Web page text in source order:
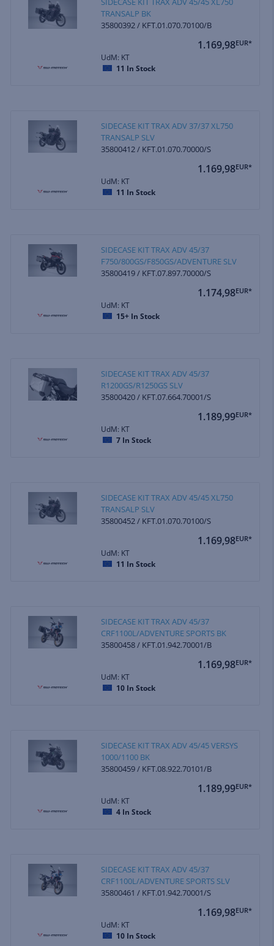
TRANSALP BK
35800392 / KFT.01.070.70100/B
1.169,98EUR*
UdM: KT
11 In Stock
SIDECASE KIT TRAX ADV 37/37 XL750
TRANSALP SLV
35800412 / KFT.01.070.70000/S
1.169,98EUR*
UdM: KT
11 In Stock
SIDECASE KIT TRAX ADV 45/37
F750/800GS/F850GS/ADVENTURE SLV
35800419 / KFT.07.897.70000/S
1.174,98EUR*
UdM: KT
15+ In Stock
SIDECASE KIT TRAX ADV 45/37
R1200GS/R1250GS SLV
35800420 / KFT.07.664.70001/S
1.189,99EUR*
UdM: KT
7 In Stock
SIDECASE KIT TRAX ADV 45/45 XL750
TRANSALP SLV
35800452 / KFT.01.070.70100/S
1.169,98EUR*
UdM: KT
11 In Stock
SIDECASE KIT TRAX ADV 45/37
CRF1100L/ADVENTURE SPORTS BK
35800458 / KFT.01.942.70001/B
1.169,98EUR*
UdM: KT
10 In Stock
SIDECASE KIT TRAX ADV 45/45 VERSYS
1000/1100 BK
35800459 / KFT.08.922.70101/B
1.189,99EUR*
UdM: KT
4 In Stock
SIDECASE KIT TRAX ADV 45/37
CRF1100L/ADVENTURE SPORTS SLV
35800461 / KFT.01.942.70001/S
1.169,98EUR*
UdM: KT
10 In Stock